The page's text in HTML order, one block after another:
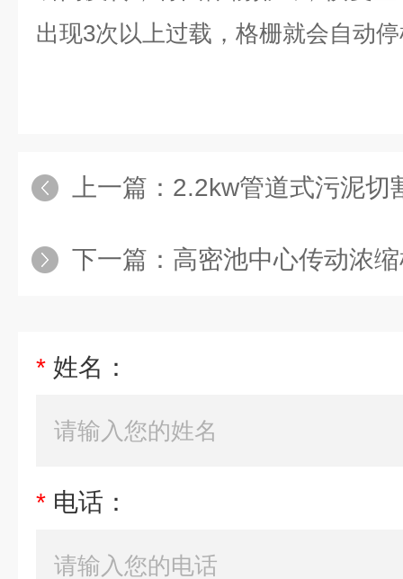
出现3次以上过载，格栅就会自动
上一篇： 2.2kw管道式污泥切
下一篇： 高密池中心传动浓
* 姓名：
* 电话：